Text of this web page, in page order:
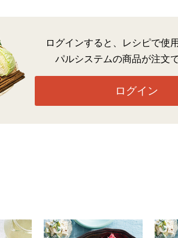
ログインすると、レシピで使
パルシステムの商品が注文
ログイン